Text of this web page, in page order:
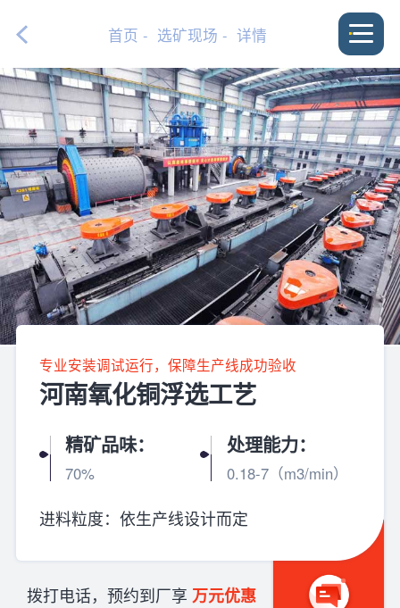
首页 - 选矿现场 - 详情
专业安装调试运行，保障生产线成功验收
河南氧化铜浮选工艺
精矿品味：
70%
处理能力：
0.18-7（m3/min）
进料粒度： 依生产线设计而定
拨打电话，预约到厂享 万元优惠